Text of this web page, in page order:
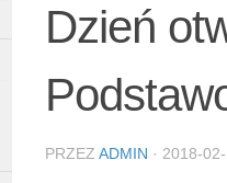
Dzień
PRZEZ ADMIN · 2018-